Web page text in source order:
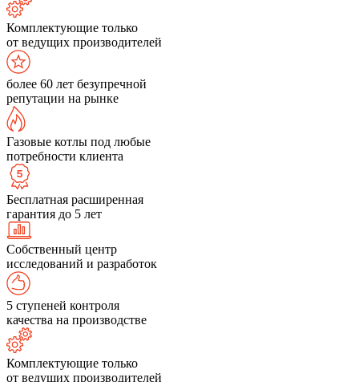
Комплектующие только
от ведущих производителей
более 60 лет безупречной
репутации на рынке
Газовые котлы под любые
потребности клиента
Бесплатная расширенная
гарантия до 5 лет
Собственный центр
исследований и разработок
5 ступеней контроля
качества на производстве
Комплектующие только
от ведущих производителей